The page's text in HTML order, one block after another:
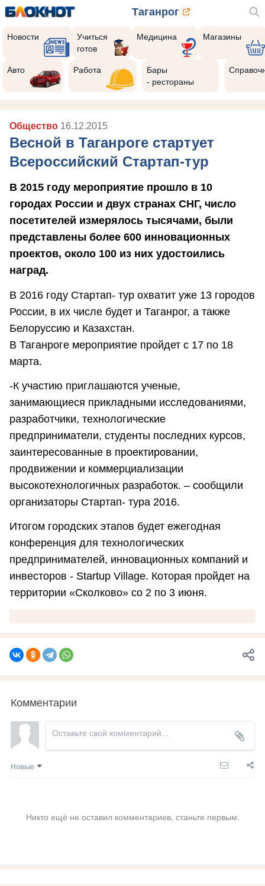
Таганрог
Новости
Учиться
готов
Медицина Магазины
Авто Работа
Бары
- рестораны
Общество 16.12.2015
Весной в Таганроге стартует
Всероссийский Стартап-тур
В 2015 году мероприятие прошло в 10
городах России и двух странах СНГ, число
посетителей измерялось тысячами, были
представлены более 600 инновационных
проектов, около 100 из них удостоились
наград.
В 2016 году Стартап- тур охватит уже 13 городов
России, в их числе будет и Таганрог, а также
Белоруссию и Казахстан.
В Таганроге мероприятие пройдет с 17 по 18
марта.
-К участию приглашаются ученые,
занимающиеся прикладными исследованиями,
разработчики, технологические
предприниматели, студенты последних курсов,
заинтересованные в проектировании,
продвижении и коммерциализации
высокотехнологичных разработок. – сообщили
организаторы Стартап- тура 2016.
Итогом городских этапов будет ежегодная
конференция для технологических
предпринимателей, инновационных компаний и
инвесторов - Startup Village. Которая пройдет на
территории «Сколково» со 2 по 3 июня.
Комментарии
Новые
Никто ещё не оставил комментариев, станьте первым.